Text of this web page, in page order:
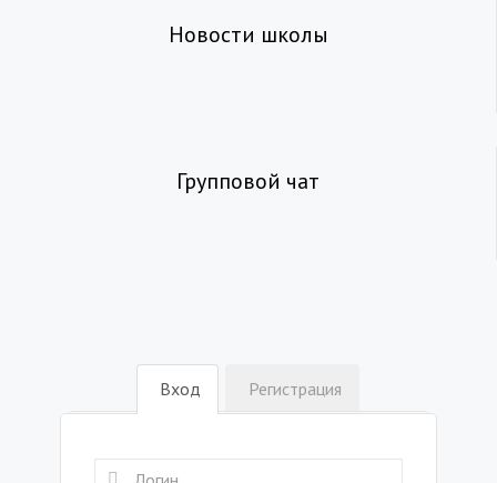
Новости школы
Групповой чат
Вход Регистрация